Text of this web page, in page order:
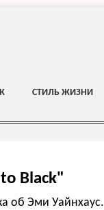
СТИЛЬ ЖИЗНИ
Black"
об Эми Уайнхаус.